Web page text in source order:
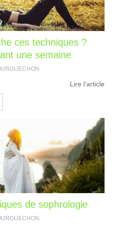
ces techniques ?
une semaine
Lire l'article
de sophrologie